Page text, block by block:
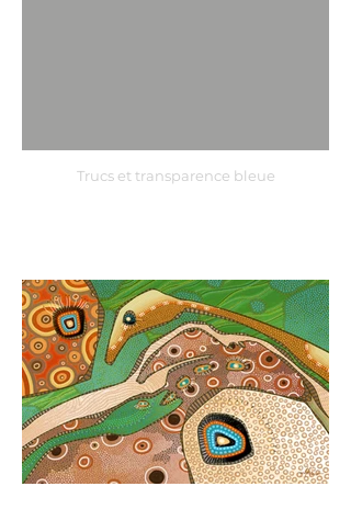
Trucs et transparence bleue